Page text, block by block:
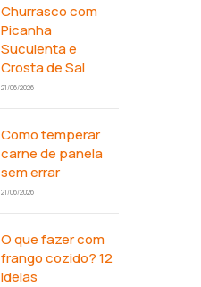
Churrasco com
Picanha
Suculenta e
Crosta de Sal
21/06/2026
Como temperar
carne de panela
sem errar
21/06/2026
O que fazer com
frango cozido? 12
ideias